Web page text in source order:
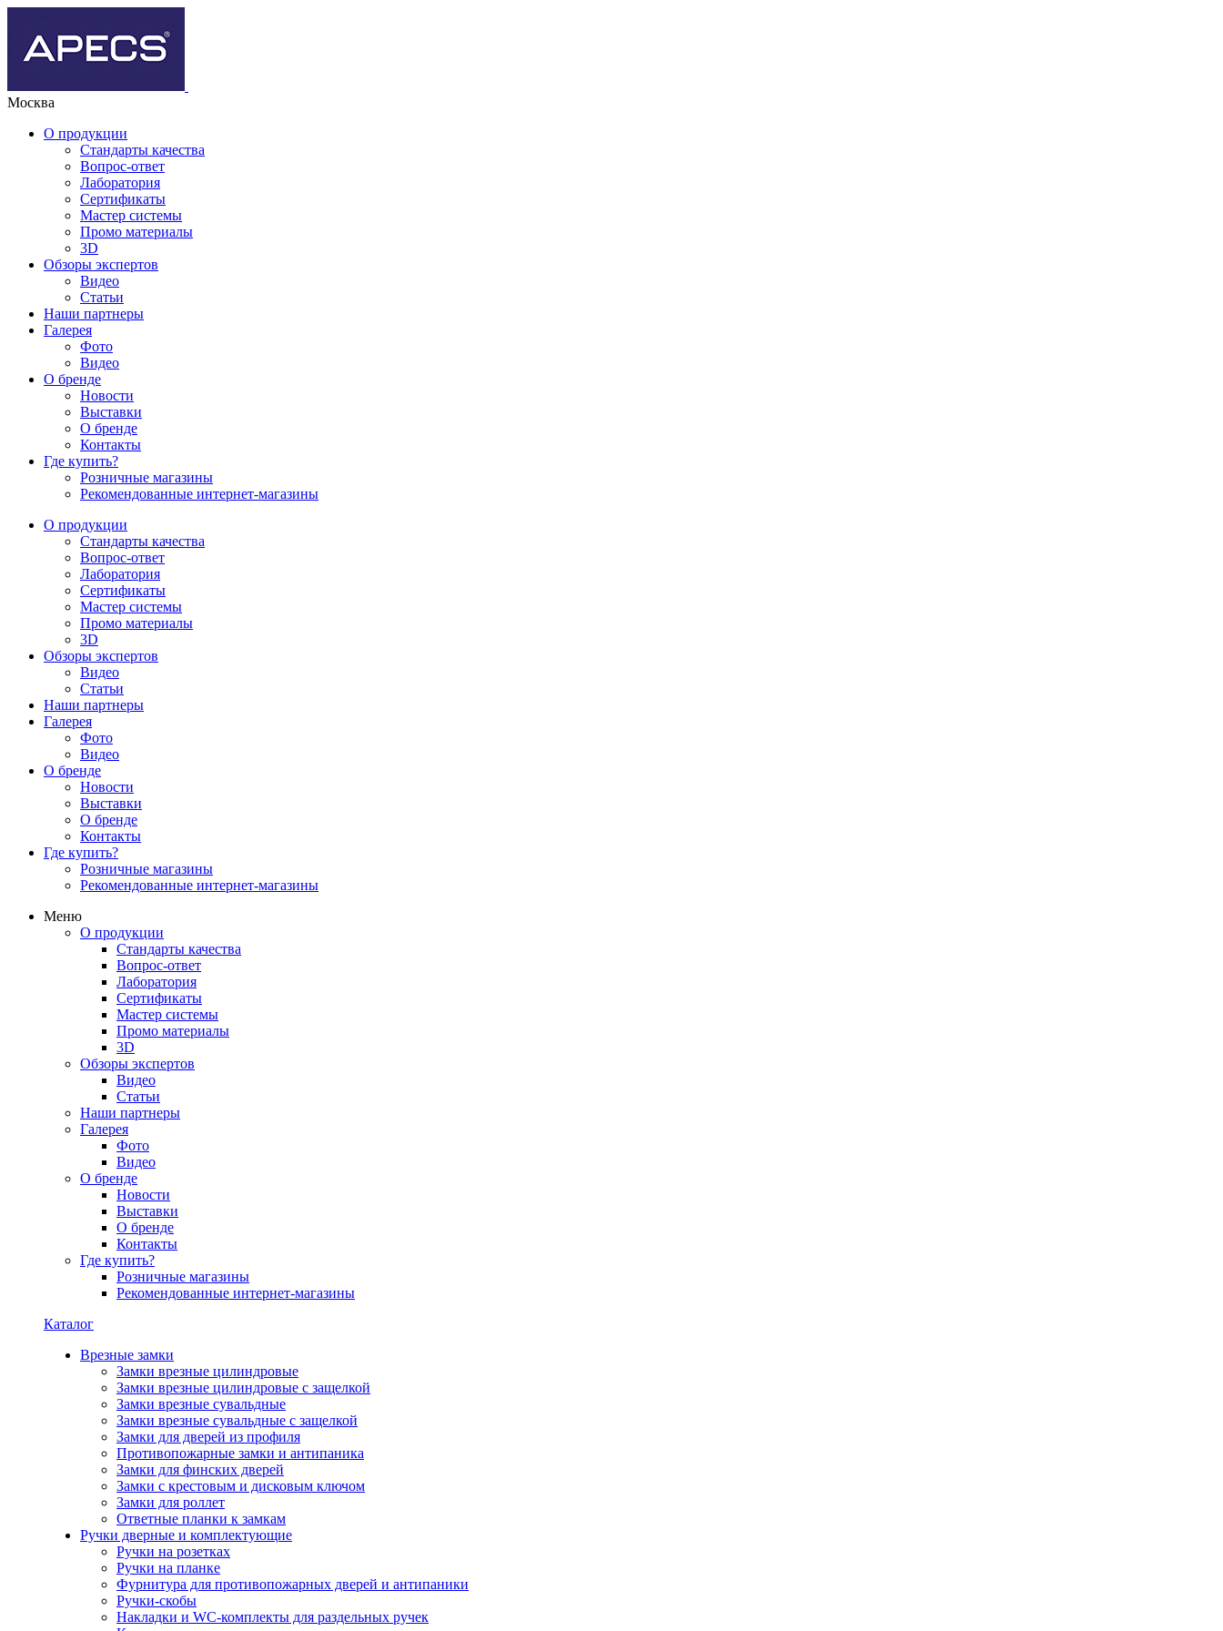
Москва
О продукции
Стандарты качества
Вопрос-ответ
Лаборатория
Сертификаты
Мастер системы
Промо материалы
3D
Обзоры экспертов
Видео
Статьи
Наши партнеры
Галерея
Фото
Видео
О бренде
Новости
Выставки
О бренде
Контакты
Где купить?
Розничные магазины
Рекомендованные интернет-магазины
О продукции
Стандарты качества
Вопрос-ответ
Лаборатория
Сертификаты
Мастер системы
Промо материалы
3D
Обзоры экспертов
Видео
Статьи
Наши партнеры
Галерея
Фото
Видео
О бренде
Новости
Выставки
О бренде
Контакты
Где купить?
Розничные магазины
Рекомендованные интернет-магазины
Меню
О продукции
Стандарты качества
Вопрос-ответ
Лаборатория
Сертификаты
Мастер системы
Промо материалы
3D
Обзоры экспертов
Видео
Статьи
Наши партнеры
Галерея
Фото
Видео
О бренде
Новости
Выставки
О бренде
Контакты
Где купить?
Розничные магазины
Рекомендованные интернет-магазины
Каталог
Врезные замки
Замки врезные цилиндровые
Замки врезные цилиндровые с защелкой
Замки врезные сувальдные
Замки врезные сувальдные с защелкой
Замки для дверей из профиля
Противопожарные замки и антипаника
Замки для финских дверей
Замки с крестовым и дисковым ключом
Замки для роллет
Ответные планки к замкам
Ручки дверные и комплектующие
Ручки на розетках
Ручки на планке
Фурнитура для противопожарных дверей и антипаники
Ручки-скобы
Накладки и WC-комплекты для раздельных ручек